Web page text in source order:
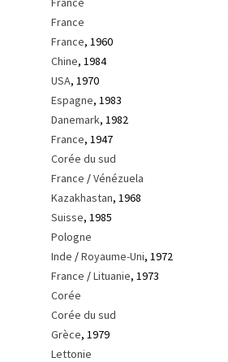
France
France, 1960
Chine, 1984
USA, 1970
Espagne, 1983
Danemark, 1982
France, 1947
Corée du sud
France /Vénézuela
Kazakhastan, 1968
Suisse, 1985
Pologne
Inde /Royaume-Uni, 1972
France /Lituanie, 1973
Corée
Corée du sud
Grèce, 1979
Lettonie